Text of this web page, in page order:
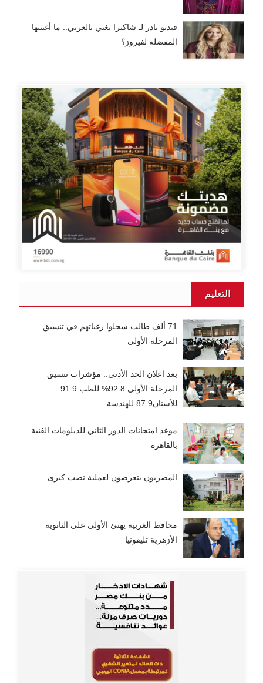
فيديو نادر لـ شاكيرا تغني بالعربي.. ما أغنيتها
المفضلة لفيروز؟
التعليم
71 ألف طالب سجلوا رغباتهم في تنسيق
المرحلة الأولى
بعد اعلان الحد الأدنى.. مؤشرات تنسيق
المرحلة الأولي 92.8% للطب 91.9
للأسنان87.9 للهندسة
موعد امتحانات الدور الثاني للدبلومات الفنية
بالقاهرة
المصريون يتعرضون لعملية نصب كبرى
محافظ الغربية يهنئ الأولى على الثانوية
الأزهرية تليفونيا